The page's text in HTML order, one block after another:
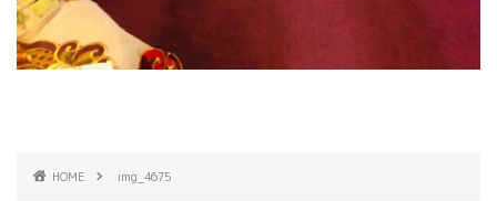
HOME img_4675